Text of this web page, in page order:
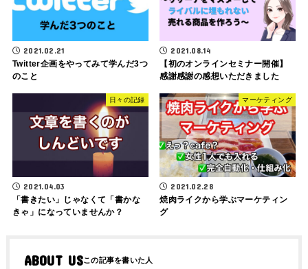
2021.02.21
Twitter企画をやってみて学んだ3つ
のこと
2021.08.14
【初のオンラインセミナー開催】
感謝感謝の感想いただきました
日々の記録
2021.04.03
「書きたい」じゃなくて「書かな
きゃ」になっていませんか？
マーケティング
2021.02.28
焼肉ライクから学ぶマーケティン
グ
ABOUT US